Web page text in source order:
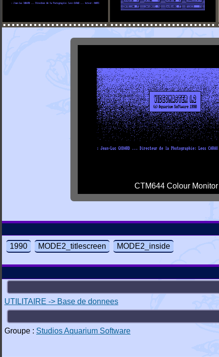
CTM644 Colour Monitor
1990 MODE2_titlescreen MODE2_inside
UTILITAIRE -> Base de donnees
Groupe : Studios Aquarium Software